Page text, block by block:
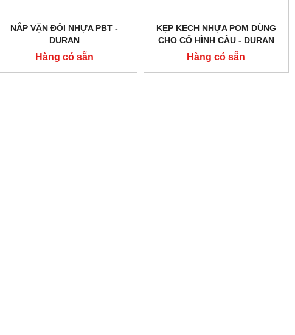
NẮP VẶN ĐÔI NHỰA PBT -
DURAN
Hàng có sẵn
KẸP KECH NHỰA POM DÙNG
CHO CỔ HÌNH CẦU - DURAN
Hàng có sẵn